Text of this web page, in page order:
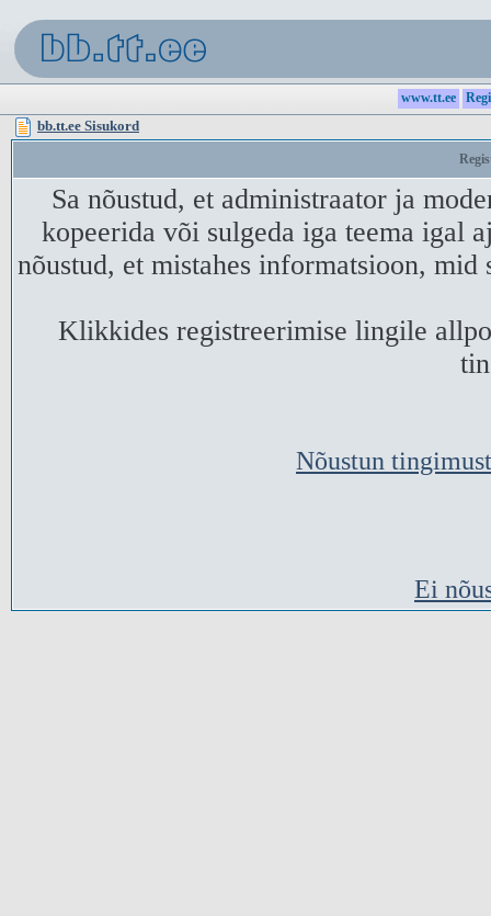
www.tt.ee
bb.tt.ee Sisukord
Sa nõustud, et administraator ja
kopeerida või sulgeda iga teema igal
nõustud, et mistahes informatsioon, mid
Klikkides registreerimise lingile
Nõustun
Ei